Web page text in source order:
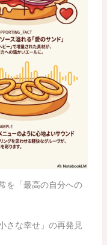
を「最高の自分への
さな幸せ」の再発見